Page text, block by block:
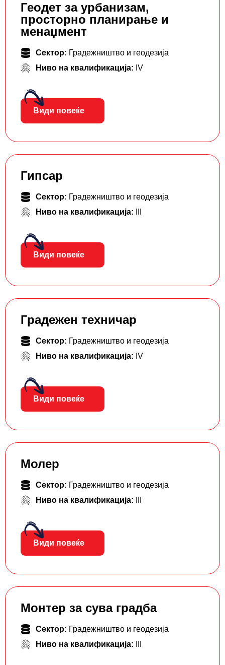
Геодет за урбанизам,
просторно планирање и
менаџмент
Сектор: Градежништво и геодезија
Ниво на квалификација: IV
Види повеќе
Гипсар
Сектор: Градежништво и геодезија
Ниво на квалификација:
Види повеќе
Градежен техничар
Сектор: Градежништво и геодезија
Ниво на квалификација: IV
Види повеќе
Молер
Сектор: Градежништво и геодезија
Ниво на квалификација:
Види повеќе
Монтер за сува градба
Сектор: Градежништво и геодезија
Ниво на квалификација: